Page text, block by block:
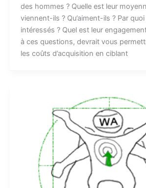
des hommes ? Quelle est leur
viennent-ils ? Qu’aiment-ils ? Par
intéressés ? Quel est leur
à ces questions, devrait vous
les coûts d’acquisition en ciblant